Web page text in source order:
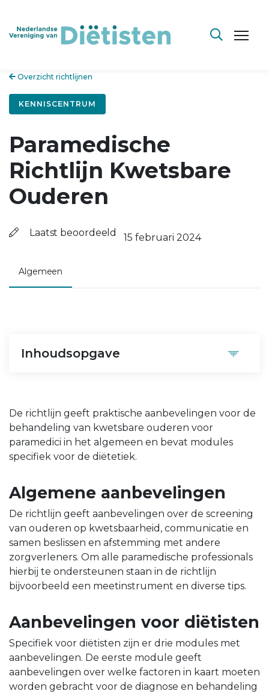
Overzicht richtlijnen
KENNISCENTRUM
Paramedische
Richtlijn Kwetsbare
Ouderen
Laatst beoordeeld 15 februari 2024
Algemeen
De richtlijn geeft praktische aanbevelingen voor de
behandeling van kwetsbare ouderen voor
paramedici in het algemeen en bevat modules
specifiek voor de diëtetiek.
Algemene aanbevelingen
De richtlijn geeft aanbevelingen over de screening
van ouderen op kwetsbaarheid, communicatie en
samen beslissen en afstemming met andere
zorgverleners. Om alle paramedische professionals
hierbij te ondersteunen staan in de richtlijn
bijvoorbeeld een meetinstrument en diverse tips.
Aanbevelingen voor diëtisten
Specifiek voor diëtisten zijn er drie modules met
aanbevelingen. De eerste module geeft
aanbevelingen over welke factoren in kaart moeten
worden gebracht voor de diagnose en behandeling
Inhoudsopgave